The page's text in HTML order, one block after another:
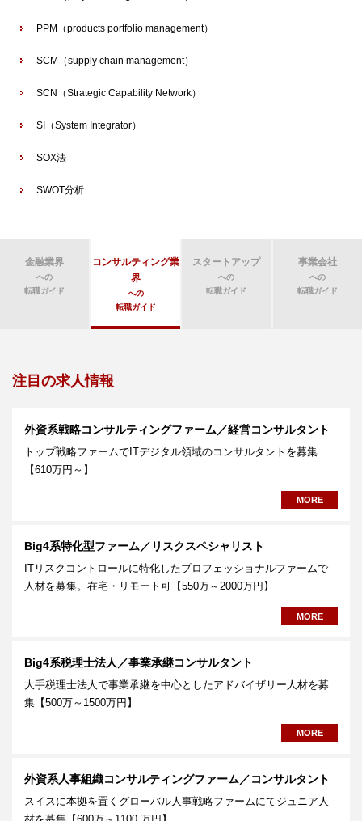
PPM（products portfolio management）
SCM（supply chain management）
SCN（Strategic Capability Network）
SI（System Integrator）
SOX法
SWOT分析
金融業界
への
転職ガイド
コンサルティング業
界
への
転職ガイド
スタートアップ
への
転職ガイド
事業会社
への
転職ガイド
注目の求人情報
外資系戦略コンサルティングファーム／経営コンサルタント
トップ戦略ファームでITデジタル領域のコンサルタントを募集
【610万円～】
MORE
Big4系特化型ファーム／リスクスペシャリスト
ITリスクコントロールに特化したプロフェッショナルファームで
人材を募集。在宅・リモート可【550万～2000万円】
MORE
Big4系税理士法人／事業承継コンサルタント
大手税理士法人で事業承継を中心としたアドバイザリー人材を募
集【500万～1500万円】
MORE
外資系人事組織コンサルティングファーム／コンサルタント
スイスに本拠を置くグローバル人事戦略ファームにてジュニア人